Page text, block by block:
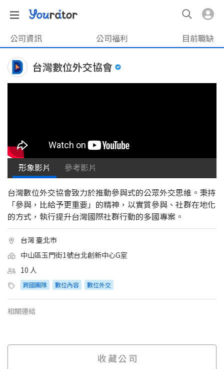
公司資訊 公司福利 目前職缺
台灣數位外交協會
形象影片 參考影片
台灣數位外交協會致力於推動參與式的公眾外交思維。秉持
「參與，比給予更重要」的精神，以實質參與、社群在地化
的方式，執行提升台灣國際社群行動的多國專案。
台灣 臺北市
中山區玉門街1號台北創新中心G室
10 人
跨國團隊 數位內容 數位外交
相關連結
收藏公司